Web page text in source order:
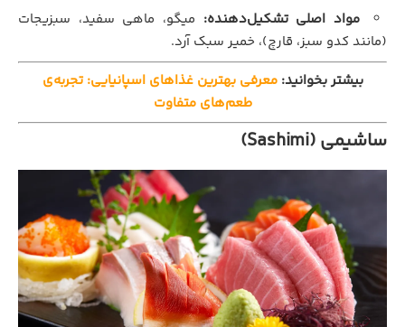
مواد اصلی تشکیل‌دهنده: میگو، ماهی سفید، سبزیجات
(مانند کدو سبز، قارچ)، خمیر سبک آرد.
بیشتر بخوانید: معرفی بهترین غذاهای اسپانیایی: تجربه‌ی
طعم‌های متفاوت
ساشیمی (Sashimi)